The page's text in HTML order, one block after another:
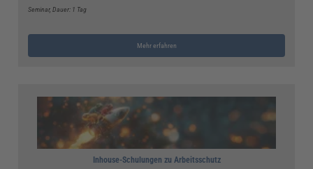
Seminar, Dauer: 1 Tag
Mehr erfahren
Inhouse-Schulungen zu Arbeitsschutz